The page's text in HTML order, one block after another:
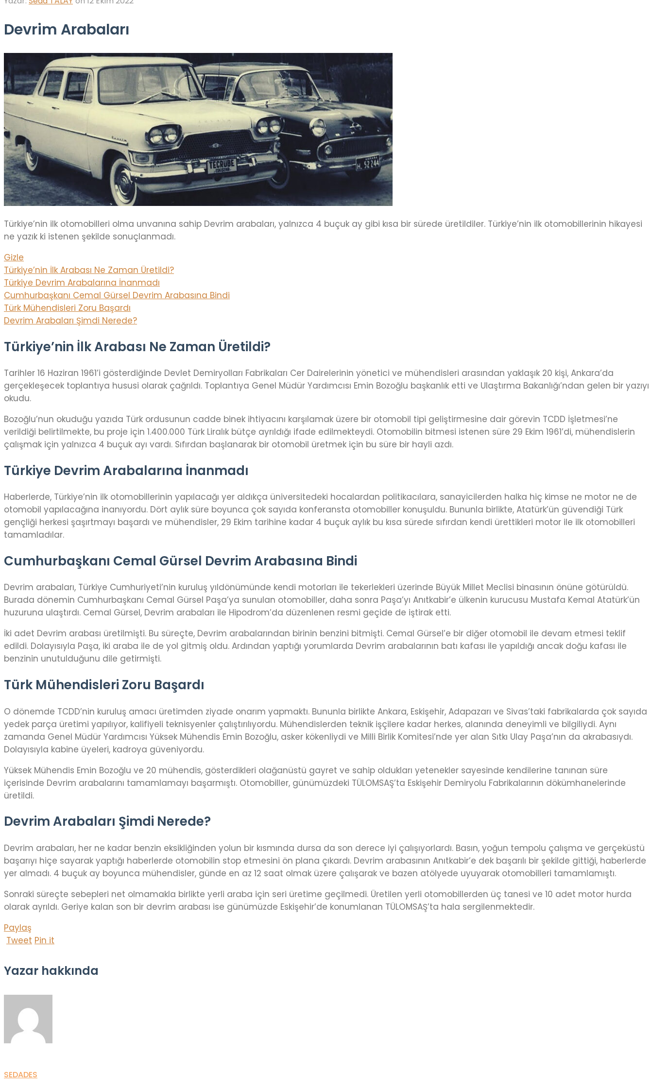
Devrim Arabaları
Türkiye’nin ilk otomobilleri olma unvanına sahip Devrim arabaları, yalnızca 4 buçuk ay gibi kısa bir sürede üretildiler. Türkiye’nin ilk otomobillerinin hikayesi
ne yazık ki istenen şekilde sonuçlanmadı.
Gizle
Türkiye’nin İlk Arabası Ne Zaman Üretildi?
Türkiye Devrim Arabalarına İnanmadı
Cumhurbaşkanı Cemal Gürsel Devrim Arabasına Bindi
Türk Mühendisleri Zoru Başardı
Devrim Arabaları Şimdi Nerede?
Türkiye’nin İlk Arabası Ne Zaman Üretildi?
Tarihler 16 Haziran 1961’i gösterdiğinde Devlet Demiryolları Fabrikaları Cer Dairelerinin yönetici ve mühendisleri arasından yaklaşık 20 kişi, Ankara’da
gerçekleşecek toplantıya hususi olarak çağrıldı. Toplantıya Genel Müdür Yardımcısı Emin Bozoğlu başkanlık etti ve Ulaştırma Bakanlığı’ndan gelen bir yazıyı
okudu.
Bozoğlu’nun okuduğu yazıda Türk ordusunun cadde binek ihtiyacını karşılamak üzere bir otomobil tipi geliştirmesine dair görevin TCDD İşletmesi’ne
verildiği belirtilmekte, bu proje için 1.400.000 Türk Liralık bütçe ayrıldığı ifade edilmekteydi. Otomobilin bitmesi istenen süre 29 Ekim 1961’di, mühendislerin
çalışmak için yalnızca 4 buçuk ayı vardı. Sıfırdan başlanarak bir otomobil üretmek için bu süre bir hayli azdı.
Türkiye Devrim Arabalarına İnanmadı
Haberlerde, Türkiye’nin ilk otomobillerinin yapılacağı yer aldıkça üniversitedeki hocalardan politikacılara, sanayicilerden halka hiç kimse ne motor ne de
otomobil yapılacağına inanıyordu. Dört aylık süre boyunca çok sayıda konferansta otomobiller konuşuldu. Bununla birlikte, Atatürk’ün güvendiği Türk
gençliği herkesi şaşırtmayı başardı ve mühendisler, 29 Ekim tarihine kadar 4 buçuk aylık bu kısa sürede sıfırdan kendi ürettikleri motor ile ilk otomobilleri
tamamladılar.
Cumhurbaşkanı Cemal Gürsel Devrim Arabasına Bindi
Devrim arabaları, Türkiye Cumhuriyeti’nin kuruluş yıldönümünde kendi motorları ile tekerlekleri üzerinde Büyük Millet Meclisi binasının önüne götürüldü.
Burada dönemin Cumhurbaşkanı Cemal Gürsel Paşa’ya sunulan otomobiller, daha sonra Paşa’yı Anıtkabir’e ülkenin kurucusu Mustafa Kemal Atatürk’ün
huzuruna ulaştırdı. Cemal Gürsel, Devrim arabaları ile Hipodrom’da düzenlenen resmi geçide de iştirak etti.
İki adet Devrim arabası üretilmişti. Bu süreçte, Devrim arabalarından birinin benzini bitmişti. Cemal Gürsel’e bir diğer otomobil ile devam etmesi teklif
edildi. Dolayısıyla Paşa, iki araba ile de yol gitmiş oldu. Ardından yaptığı yorumlarda Devrim arabalarının batı kafası ile yapıldığı ancak doğu kafası ile
benzinin unutulduğunu dile getirmişti.
Türk Mühendisleri Zoru Başardı
O dönemde TCDD’nin kuruluş amacı üretimden ziyade onarım yapmaktı. Bununla birlikte Ankara, Eskişehir, Adapazarı ve Sivas’taki fabrikalarda çok sayıda
yedek parça üretimi yapılıyor, kalifiyeli teknisyenler çalıştırılıyordu. Mühendislerden teknik işçilere kadar herkes, alanında deneyimli ve bilgiliydi. Aynı
zamanda Genel Müdür Yardımcısı Yüksek Mühendis Emin Bozoğlu, asker kökenliydi ve Milli Birlik Komitesi’nde yer alan Sıtkı Ulay Paşa’nın da akrabasıydı.
Dolayısıyla kabine üyeleri, kadroya güveniyordu.
Yüksek Mühendis Emin Bozoğlu ve 20 mühendis, gösterdikleri olağanüstü gayret ve sahip oldukları yetenekler sayesinde kendilerine tanınan süre
içerisinde Devrim arabalarını tamamlamayı başarmıştı. Otomobiller, günümüzdeki TÜLOMSAŞ’ta Eskişehir Demiryolu Fabrikalarının dökümhanelerinde
üretildi.
Devrim Arabaları Şimdi Nerede?
Devrim arabaları, her ne kadar benzin eksikliğinden yolun bir kısmında dursa da son derece iyi çalışıyorlardı. Basın, yoğun tempolu çalışma ve gerçeküstü
başarıyı hiçe sayarak yaptığı haberlerde otomobilin stop etmesini ön plana çıkardı. Devrim arabasının Anıtkabir’e dek başarılı bir şekilde gittiği, haberlerde
yer almadı. 4 buçuk ay boyunca mühendisler, günde en az 12 saat olmak üzere çalışarak ve bazen atölyede uyuyarak otomobilleri tamamlamıştı.
Sonraki süreçte sebepleri net olmamakla birlikte yerli araba için seri üretime geçilmedi. Üretilen yerli otomobillerden üç tanesi ve 10 adet motor hurda
olarak ayrıldı. Geriye kalan son bir devrim arabası ise günümüzde Eskişehir’de konumlanan TÜLOMSAŞ’ta hala sergilenmektedir.
Paylaş
Tweet Pin it
Yazar hakkında
SEDADES